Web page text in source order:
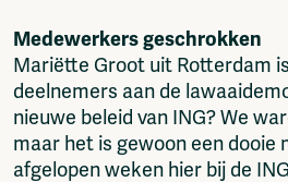
Medewerkers geschrokken
Mariëtte Groot uit Rotterdam
deelnemers aan de
nieuwe beleid van ING? We
maar het is gewoon een dooie
afgelopen weken hier bij de